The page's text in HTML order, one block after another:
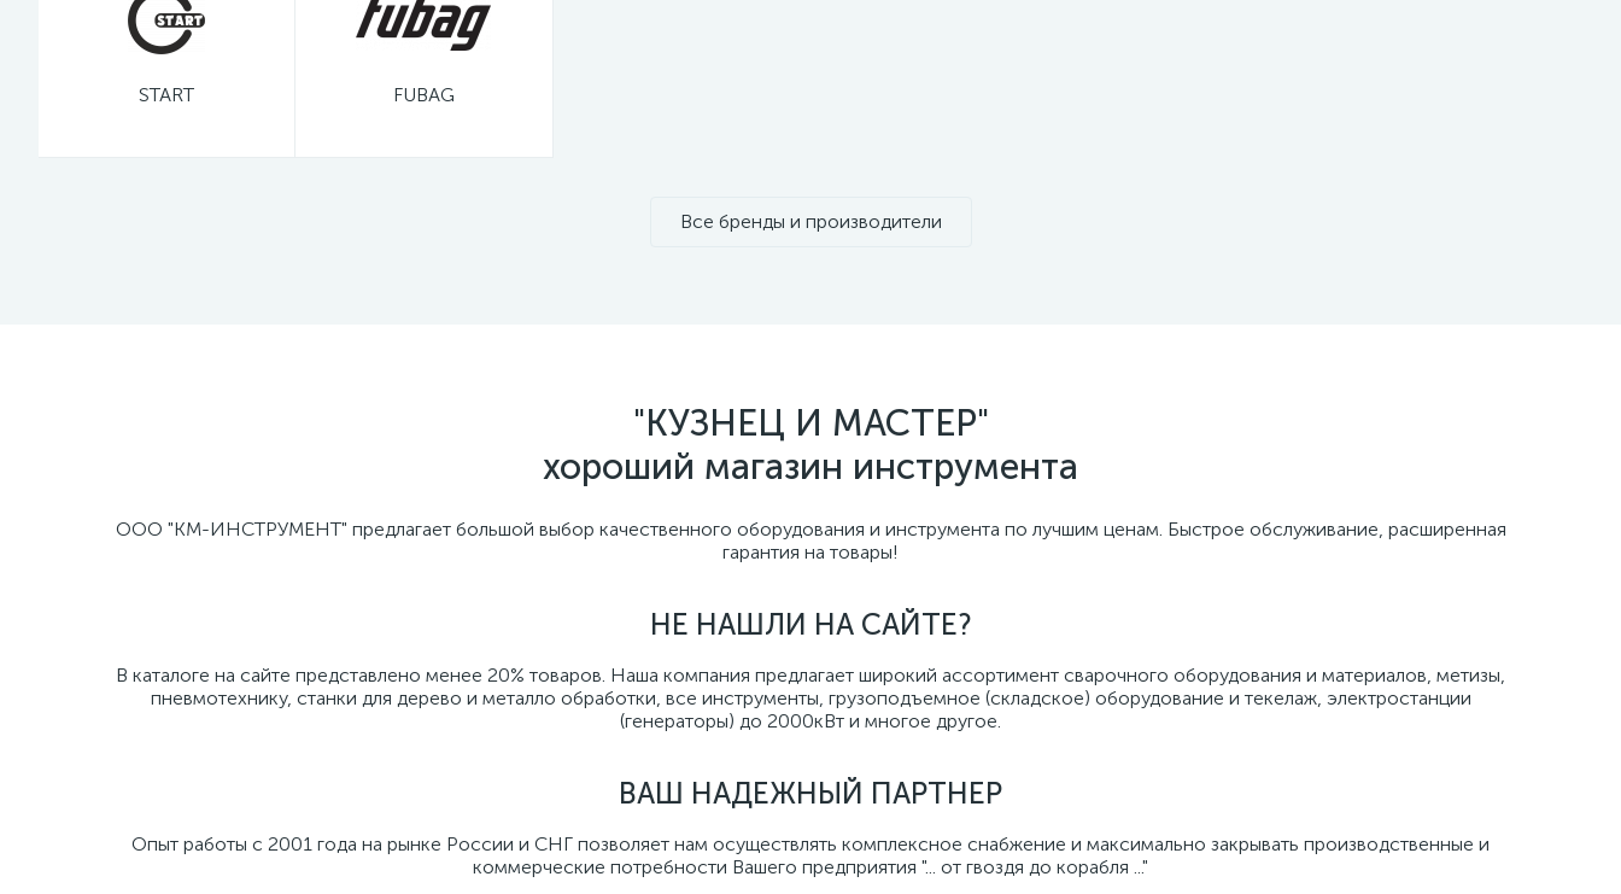
START FUBAG
Все бренды и производители
"КУЗНЕЦ И МАСТЕР"
хороший магазин инструмента
ООО "КМ-ИНСТРУМЕНТ" предлагает большой выбор качественного оборудования и инструмента по лучшим ценам. Быстрое обслуживание, расширенная
гарантия на товары!
НЕ НАШЛИ НА САЙТЕ?
В каталоге на сайте представлено менее 20% товаров. Наша компания предлагает широкий ассортимент сварочного оборудования и материалов, метизы,
пневмотехнику, станки для дерево и металло обработки, все инструменты, грузоподъемное (складское) оборудование и текелаж, электростанции
(генераторы) до 2000кВт и многое другое.
ВАШ НАДЕЖНЫЙ ПАРТНЕР
Опыт работы с 2001 года на рынке России и СНГ позволяет нам осуществлять комплексное снабжение и максимально закрывать производственные и
коммерческие потребности Вашего предприятия "... от гвоздя до корабля ..."